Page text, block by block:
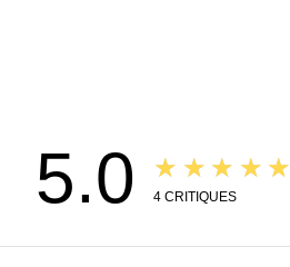
5.0 ★★★★★
4 CRITIQUES